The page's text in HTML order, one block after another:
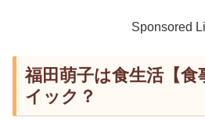
Sponsored
福田萌子は食生活【食
イック？